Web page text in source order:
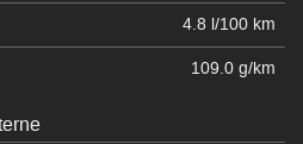
4.8 l/100 km
109.0 g/km